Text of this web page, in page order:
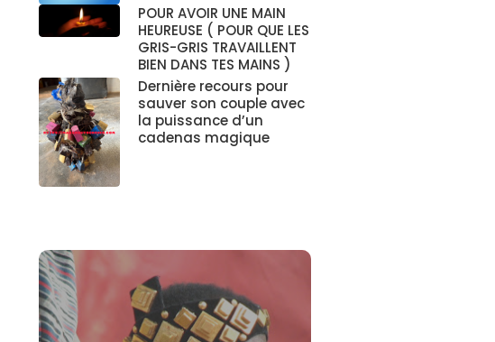
POUR AVOIR UNE MAIN
HEUREUSE ( POUR QUE LES
GRIS-GRIS TRAVAILLENT
BIEN DANS TES MAINS )
Dernière recours pour
sauver son couple avec
la puissance d’un
cadenas magique